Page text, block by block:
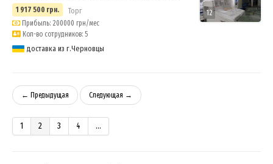
12
1 917 500 грн. Торг
Прибыль: 200000 грн/мес
Кол-во сотрудников: 5
доставка из г.Черновцы
← Предыдущая Следующая →
1 2 3 4 ...